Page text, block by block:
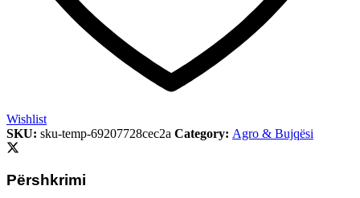
Wishlist
SKU: sku-temp-69207728cec2a Category: Agro & Bujqësi
Përshkrimi